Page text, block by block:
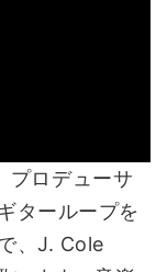
プロデューサ
ターループを
、J. Cole